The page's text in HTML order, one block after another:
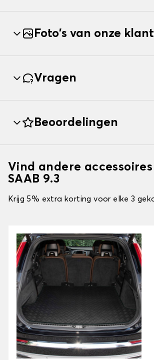
Foto's van onze
Vragen
Beoordelingen
Vind andere
SAAB 9.3
Krijg 5% extra korting voor elke 3